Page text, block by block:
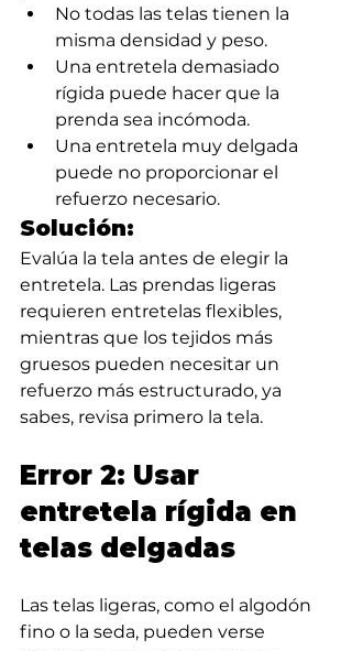
No todas las telas tienen la
misma densidad y peso.
Una entretela demasiado
rígida puede hacer que la
prenda sea incómoda.
Una entretela muy delgada
puede no proporcionar el
refuerzo necesario.
Solución:
Evalúa la tela antes de elegir la
entretela. Las prendas ligeras
requieren entretelas flexibles,
mientras que los tejidos más
gruesos pueden necesitar un
refuerzo más estructurado, ya
sabes, revisa primero la tela.
Error 2: Usar
entretela rígida en
telas delgadas
Las telas ligeras, como el algodón
fino o la seda, pueden verse